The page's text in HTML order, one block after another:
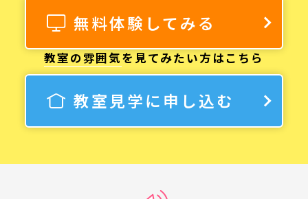
無料体験してみる
教室の雰囲気を見てみたい方はこちら
教室見学に申し込む